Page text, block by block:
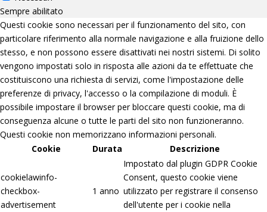
Sempre abilitato
Questi cookie sono necessari per il funzionamento del sito, con
particolare riferimento alla normale navigazione e alla fruizione dello
stesso, e non possono essere disattivati nei nostri sistemi. Di solito
vengono impostati solo in risposta alle azioni da te effettuate che
costituiscono una richiesta di servizi, come l'impostazione delle
preferenze di privacy, l'accesso o la compilazione di moduli. È
possibile impostare il browser per bloccare questi cookie, ma di
conseguenza alcune o tutte le parti del sito non funzioneranno.
Questi cookie non memorizzano informazioni personali.
Cookie
Durata Descrizione
cookielawinfo-
checkbox-
advertisement
1 anno
Impostato dal plugin GDPR Cookie
Consent, questo cookie viene
utilizzato per registrare il consenso
dell'utente per i cookie nella